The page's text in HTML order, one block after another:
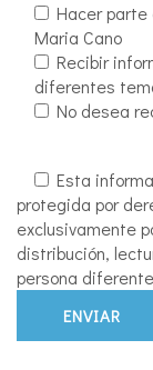
Hacer parte
Maria Cano
Recibir
diferentes
No desea
Esta
protegida por
exclusivamente
distribución,
persona